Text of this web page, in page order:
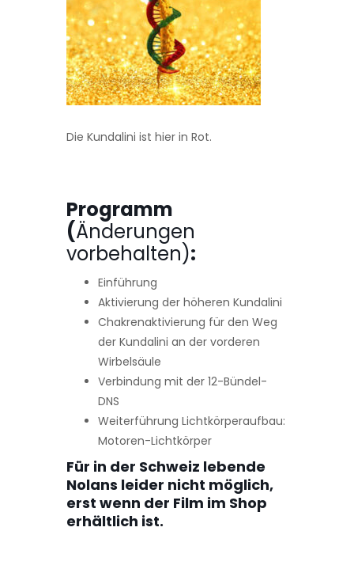
Die Kundalini ist hier in Rot.
Programm
(Änderungen
vorbehalten):
Einführung
Aktivierung der höheren Kundalini
Chakrenaktivierung für den Weg
der Kundalini an der vorderen
Wirbelsäule
Verbindung mit der 12-Bündel-
DNS
Weiterführung Lichtkörperaufbau:
Motoren-Lichtkörper
Für in der Schweiz lebende
Nolans leider nicht möglich,
erst wenn der Film im Shop
erhältlich ist.